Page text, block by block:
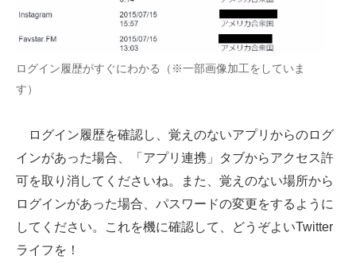
ログイン履歴がすぐにわかる（※一部画像加工をしていま
す）
ログイン履歴を確認し、覚えのないアプリからのログ
インがあった場合、「アプリ連携」タブからアクセス許
可を取り消してくださいね。また、覚えのない場所から
ログインがあった場合、パスワードの変更をするように
してください。これを機に確認して、どうぞよいTwitter
ライフを！